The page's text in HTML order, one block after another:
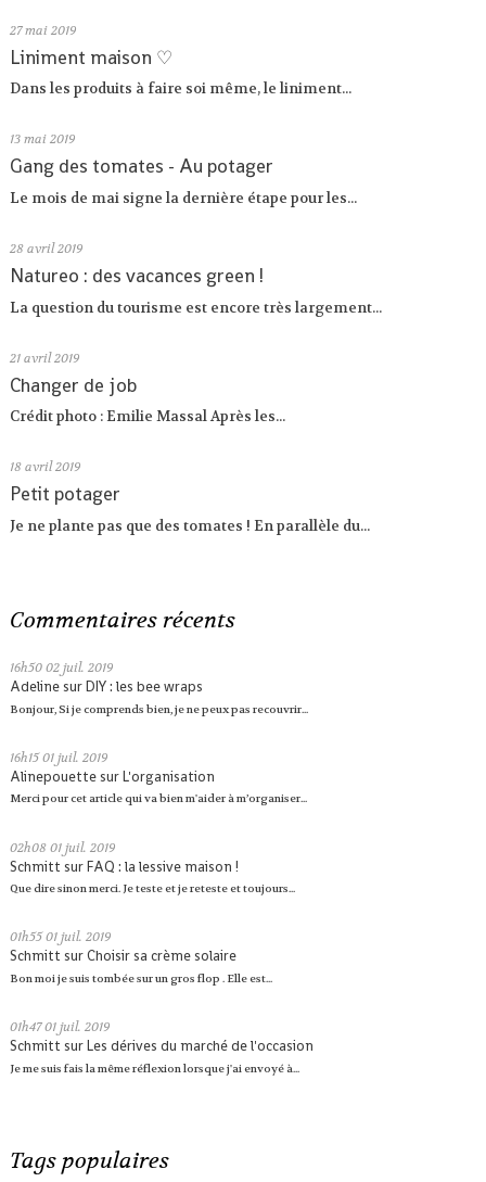
27 mai 2019
Liniment maison ♡
Dans les produits à faire soi même, le liniment...
13 mai 2019
Gang des tomates - Au potager
Le mois de mai signe la dernière étape pour les...
28 avril 2019
Natureo : des vacances green !
La question du tourisme est encore très largement...
21 avril 2019
Changer de job
Crédit photo : Emilie Massal Après les...
18 avril 2019
Petit potager
Je ne plante pas que des tomates ! En parallèle du...
Commentaires récents
16h50 02 juil. 2019
AdelinesurDIY : les bee wraps
Bonjour, Si je comprends bien, je ne peux pas recouvrir...
16h15 01 juil. 2019
AlinepouettesurL'organisation
Merci pour cet article qui va bien m'aider à m’organiser...
02h08 01 juil. 2019
Schmitt surFAQ : la lessive maison !
Que dire sinon merci. Je teste et je reteste et toujours...
01h55 01 juil. 2019
Schmitt surChoisir sa crème solaire
Bon moi je suis tombée sur un gros flop . Elle est...
01h47 01 juil. 2019
Schmitt surLes dérives du marché de l'occasion
Je me suis fais la même réflexion lorsque j'ai envoyé à...
Tags populaires